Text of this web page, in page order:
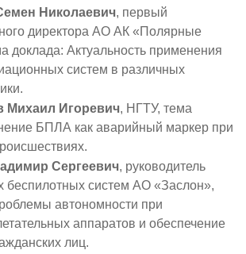
Николаевич, первый
директора АО АК «Полярные
доклада: Актуальность применения
систем в различных
Михаил Игоревич, НГТУ, тема
БПЛА как аварийный маркер при
Сергеевич, руководитель
беспилотных систем АО «Заслон»,
автономности при
аппаратов и обеспечение
лиц.